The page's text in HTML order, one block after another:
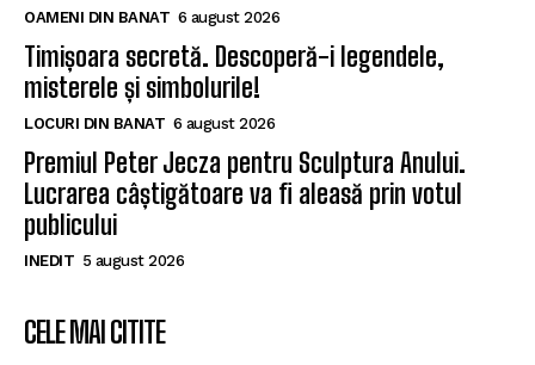
OAMENI DIN BANAT 6 august 2026
Timișoara secretă. Descoperă-i legendele,
misterele și simbolurile!
LOCURI DIN BANAT 6 august 2026
Premiul Peter Jecza pentru Sculptura Anului.
Lucrarea câștigătoare va fi aleasă prin votul
publicului
INEDIT 5 august 2026
CELE MAI CITITE